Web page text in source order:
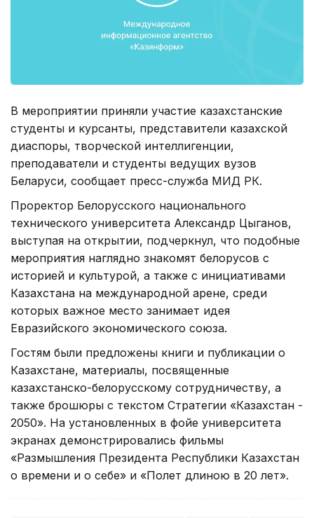
В мероприятии приняли участие казахстанские
студенты и курсанты, представители казахской
диаспоры, творческой интеллигенции,
преподаватели и студенты ведущих вузов
Беларуси, сообщает пресс-служба МИД РК.
Проректор Белорусского национального
технического университета Александр Цыганов,
выступая на открытии, подчеркнул, что подобные
мероприятия наглядно знакомят белорусов с
историей и культурой, а также с инициативами
Казахстана на международной арене, среди
которых важное место занимает идея
Евразийского экономического союза.
Гостям были предложены книги и публикации о
Казахстане, материалы, посвященные
казахстанско-белорусскому сотрудничеству, а
также брошюры с текстом Стратегии «Казахстан -
2050». На установленных в фойе университета
экранах демонстрировались фильмы
«Размышления Президента Республики Казахстан
о времени и о себе» и «Полет длиною в 20 лет».